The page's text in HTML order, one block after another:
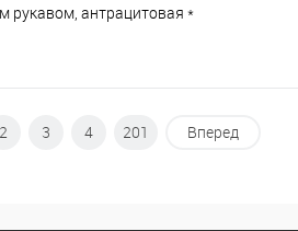
рукавом, антрацитовая *
В корзину
2 3 4 201 Вперед